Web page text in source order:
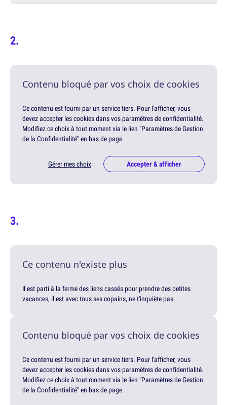
Contenu bloqué par vos choix de cookies
Ce contenu est fourni par un service tiers. Pour l'afficher, vous
devez accepter les cookies dans vos paramètres de confidentialité.
Modifiez ce choix à tout moment via le lien "Paramètres de Gestion
de la Confidentialité" en bas de page.
Gérer mes choix Accepter & afficher
Ce contenu n'existe plus
Il est parti à la ferme des liens cassés pour prendre des petites
vacances, il est avec tous ses copains, ne t'inquiète pas.
Contenu bloqué par vos choix de cookies
Ce contenu est fourni par un service tiers. Pour l'afficher, vous
devez accepter les cookies dans vos paramètres de confidentialité.
Modifiez ce choix à tout moment via le lien "Paramètres de Gestion
de la Confidentialité" en bas de page.